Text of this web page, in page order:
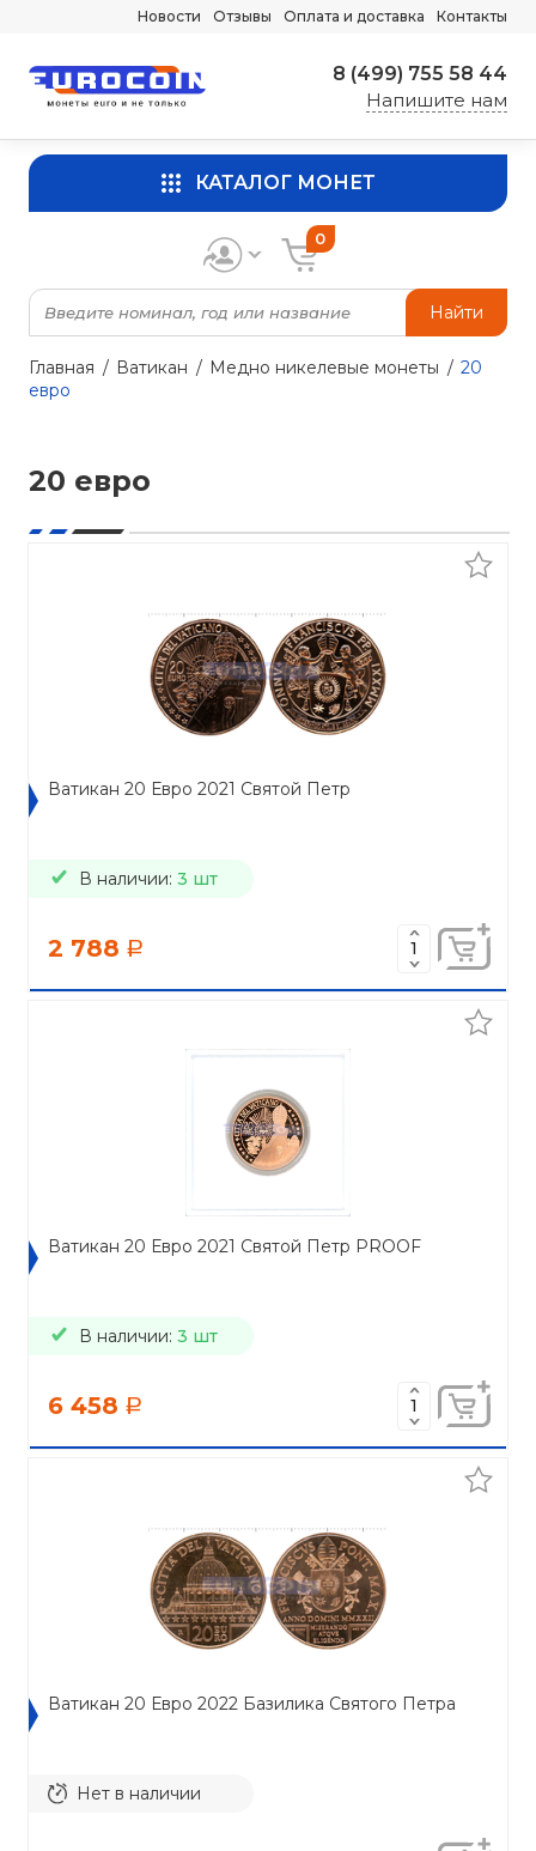
Новости Отзывы Оплата и доставка Контакты
8 (499) 755 58 44
Напишите нам
КАТАЛОГ МОНЕТ
Найти
0
Главная Ватикан Медно никелевые монеты
20
евро
20 евро
Ватикан 20 Евро 2021 Святой Петр
В наличии: 3 шт
2 788 a
Ватикан 20 Евро 2021 Святой Петр PROOF
В наличии: 3 шт
6 458 a
Ватикан 20 Евро 2022 Базилика Святого Петра
Нет в наличии